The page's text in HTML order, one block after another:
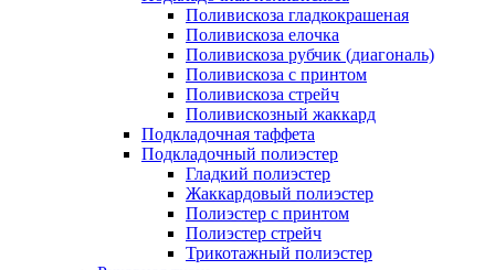
Поливискоза гладкокрашеная
Поливискоза елочка
Поливискоза рубчик (диагональ)
Поливискоза с принтом
Поливискоза стрейч
Поливискозный жаккард
Подкладочная таффета
Подкладочный полиэстер
Гладкий полиэстер
Жаккардовый полиэстер
Полиэстер с принтом
Полиэстер стрейч
Трикотажный полиэстер